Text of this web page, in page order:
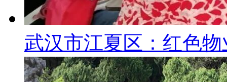
武汉市江夏区：红色